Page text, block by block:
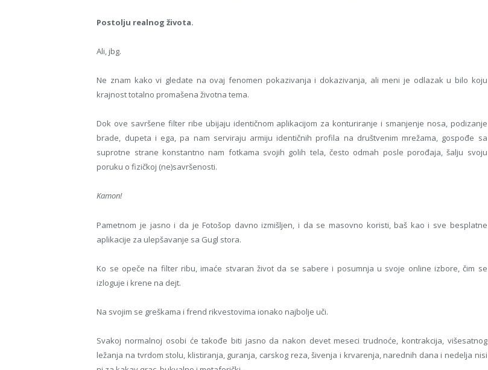
Postolju realnog života.
Ali, jbg.
Ne znam kako vi gledate na ovaj fenomen pokazivanja i dokazivanja, ali meni je odlazak u bilo koju
krajnost totalno promašena životna tema.
Dok ove savršene filter ribe ubijaju identičnom aplikacijom za konturiranje i smanjenje nosa, podizanje
brade, dupeta i ega, pa nam serviraju armiju identičnih profila na društvenim mrežama, gospođe sa
suprotne strane konstantno nam fotkama svojih golih tela, često odmah posle porođaja, šalju svoju
poruku o fizičkoj (ne)savršenosti.
Kamon!
Pametnom je jasno i da je Fotošop davno izmišljen, i da se masovno koristi, baš kao i sve besplatne
aplikacije za ulepšavanje sa Gugl stora.
Ko se opeče na filter ribu, imaće stvaran život da se sabere i posumnja u svoje online izbore, čim se
izloguje i krene na dejt.
Na svojim se greškama i frend rikvestovima ionako najbolje uči.
Svakoj normalnoj osobi će takođe biti jasno da nakon devet meseci trudnoće, kontrakcija, višesatnog
ležanja na tvrdom stolu, klistiranja, guranja, carskog reza, šivenja i krvarenja, narednih dana i nedelja nisi